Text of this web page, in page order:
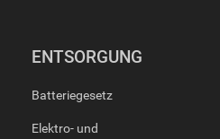
ENTSORGUNG
Batteriegesetz
Elektro- und